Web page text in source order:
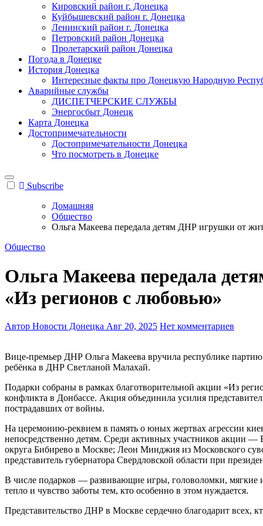
Кировский район г. Донецка
Куйбышевский район г. Донецка
Ленинский район г. Донецка
Петровский район Донецка
Пролетарский район Донецка
Погода в Донецке
История Донецка
Интересные факты про Донецкую Народную
Аварийные службы
ДИСПЕТЧЕРСКИЕ СЛУЖБЫ
Энергосбыт Донецк
Карта Донецка
Достопримечательности
Достопримечательности Донецка
Что посмотреть в Донецке
Subscribe
Домашняя
Общество
Ольга Макеева передала детям ДНР игрушки от
Общество
Ольга Макеева передала
«Из регионов с любовью»
Автор Новости Донецка Авг 20, 2025 Нет комментариев
Вице-премьер ДНР Ольга Макеева вручила республике партию детских игрушек для ребят, потерявших родителей. Передача состоялась в ходе рабочей встречи с Уполномоченным по правам
ребёнка в ДНР Светланой Малахай.
Подарки собраны в рамках благотворительной акции «Из
конфликта в Донбассе. Акция объединила усилия
пострадавших от войны.
На церемонию-реквием в память о юных жертвах агрессии
непосредственно детям. Среди активных участников акции
округа Бибирево в Москве; Леон Минджия из Московского
представитель губернатора Свердловской области при
В числе подарков — развивающие игры, головоломки,
тепло и чувство заботы тем, кто особенно в этом нуждается.
Представительство ДНР в Москве сердечно благодарит всех,